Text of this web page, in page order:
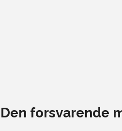
Den forsvarende